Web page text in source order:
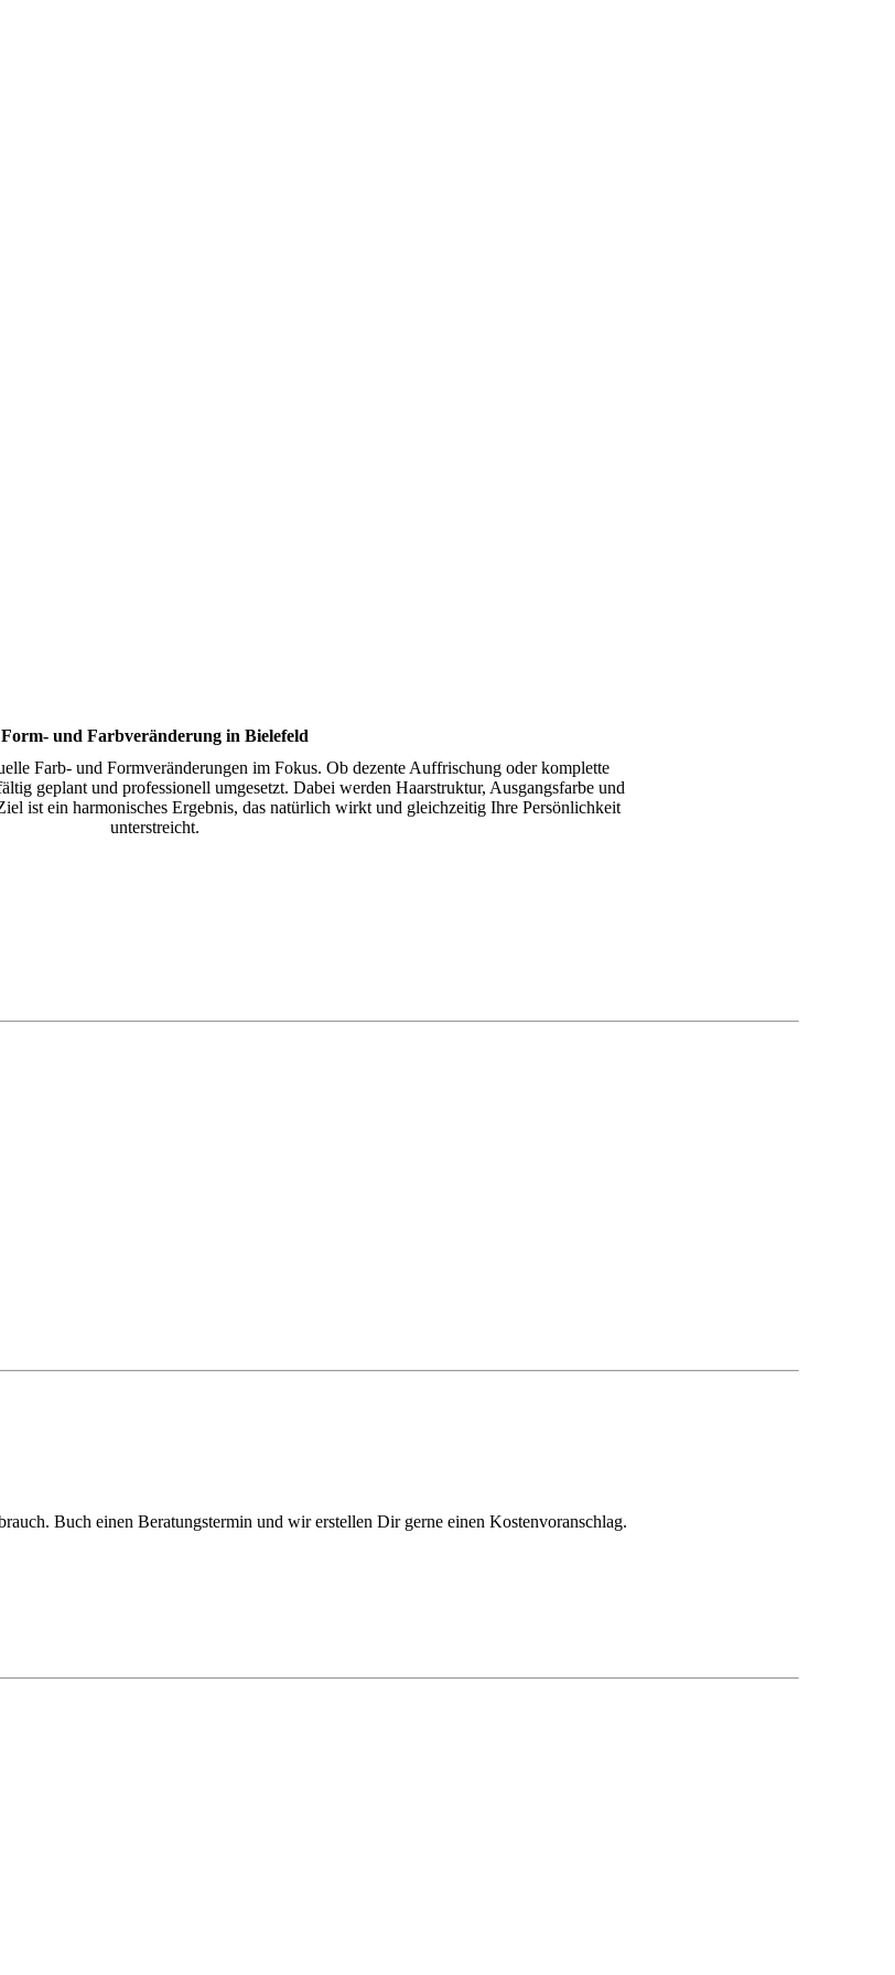
Form- und Farbveränderung in Bielefeld
Farb- und Formveränderungen im Fokus. Ob dezente Auffrischung oder komplette
geplant und professionell umgesetzt. Dabei werden Haarstruktur, Ausgangsfarbe und
ist ein harmonisches Ergebnis, das natürlich wirkt und gleichzeitig Ihre Persönlichkeit
unterstreicht.
Buch einen Beratungstermin und wir erstellen Dir gerne einen Kostenvoranschlag.